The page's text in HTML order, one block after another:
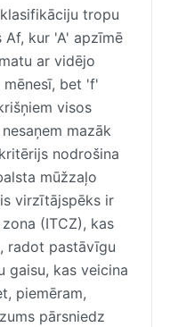
tropu
kur 'A' apzīmē
ar vidējo
mēnesī, bet 'f'
visos
mazāk
nodrošina
mūžzaļo
virzītājspēks ir
(ITCZ), kas
radot pastāvīgu
gaisu, kas veicina
piemēram,
pārsniedz